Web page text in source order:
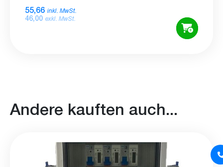
55,66 inkl. MwSt.
46,00 exkl. MwSt.
Andere kauften auch...